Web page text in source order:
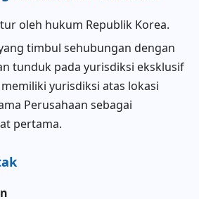
oleh hukum Republik Korea.
timbul sehubungan dengan
tunduk pada yurisdiksi eksklusif
yurisdiksi atas lokasi
Perusahaan sebagai
pertama.